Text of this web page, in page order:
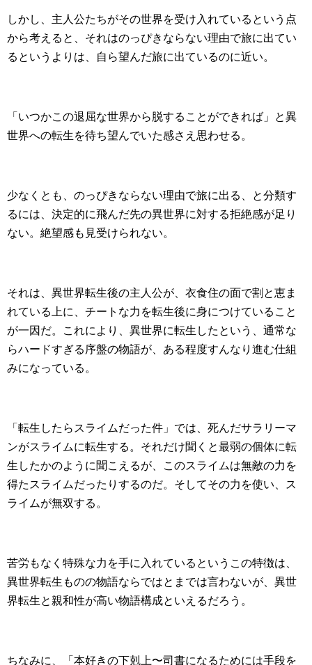
しかし、主人公たちがその世界を受け入れているという点
から考えると、それはのっぴきならない理由で旅に出てい
るというよりは、自ら望んだ旅に出ているのに近い。
「いつかこの退屈な世界から脱することができれば」と異
世界への転生を待ち望んでいた感さえ思わせる。
少なくとも、のっぴきならない理由で旅に出る、と分類す
るには、決定的に飛んだ先の異世界に対する拒絶感が足り
ない。絶望感も見受けられない。
それは、異世界転生後の主人公が、衣食住の面で割と恵ま
れている上に、チートな力を転生後に身につけていること
が一因だ。これにより、異世界に転生したという、通常な
らハードすぎる序盤の物語が、ある程度すんなり進む仕組
みになっている。
「転生したらスライムだった件」では、死んだサラリーマ
ンがスライムに転生する。それだけ聞くと最弱の個体に転
生したかのように聞こえるが、このスライムは無敵の力を
得たスライムだったりするのだ。そしてその力を使い、ス
ライムが無双する。
苦労もなく特殊な力を手に入れているというこの特徴は、
異世界転生ものの物語ならではとまでは言わないが、異世
界転生と親和性が高い物語構成といえるだろう。
ちなみに、「本好きの下剋上〜司書になるためには手段を